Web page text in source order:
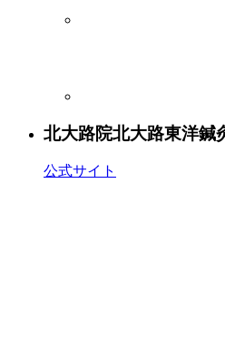
北大路院北大路東洋鍼
公式サイト